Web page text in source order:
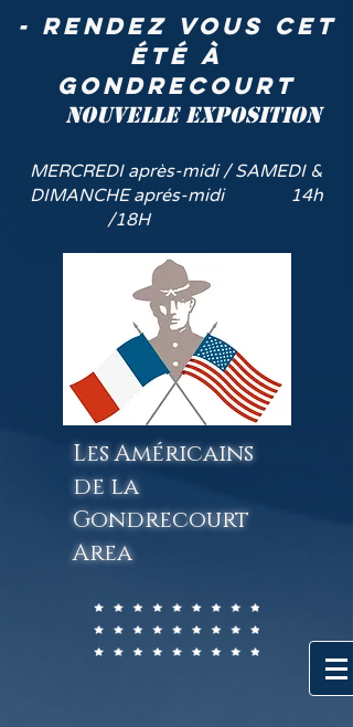
- rendez vous cet
été à
GONDRECOURT
NOUVELLE EXPOSITION
MERCREDI après-midi / SAMEDI &
DIMANCHE aprés-midi 14h
/18H
Les Américains
de la
Gondrecourt
Area